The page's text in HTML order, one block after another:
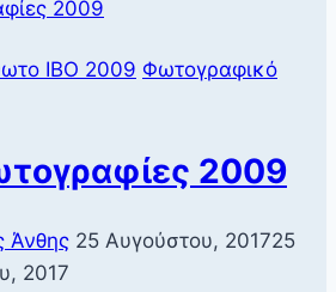
ΙΒΟ 2009 Φωτογραφικό
2009
Άνθης 25 Αυγούστου, 201725
2017